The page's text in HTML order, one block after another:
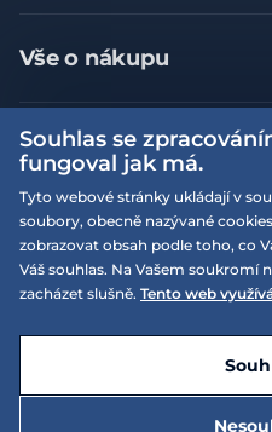
Vše o nákupu
Jak nakupovat
Nejčastější dotazy
Doprava a platba
Vrácení a výměna zboží
Reklamace
Velikostní tabulky
Více informací
Obchodní podmínky
Podmínky EQS
On-line katalogy
Dotace
Naše prodejny
EQS Rudná
EQS Praha 9 - Letňany
Nyní zavřeno ‧ otevřeno od
E-shop vytvořila a technicky
Souhlas se
fungoval jak má.
Tyto webové stránky ukládají v
soubory, obecně nazývané
zobrazovat obsah podle toho, co
Váš souhlas. Na Vašem soukromí
zacházet slušně. Tento web